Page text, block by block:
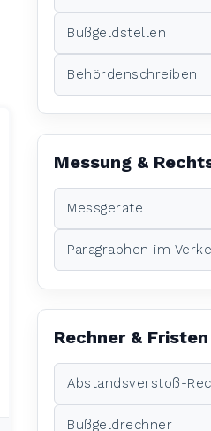
Bußgeldstellen
Behördenschreiben
Messung &
Messgeräte
Paragraphen im
Rechner & Fristen
Abstandsverstoß-
Bußgeldrechner